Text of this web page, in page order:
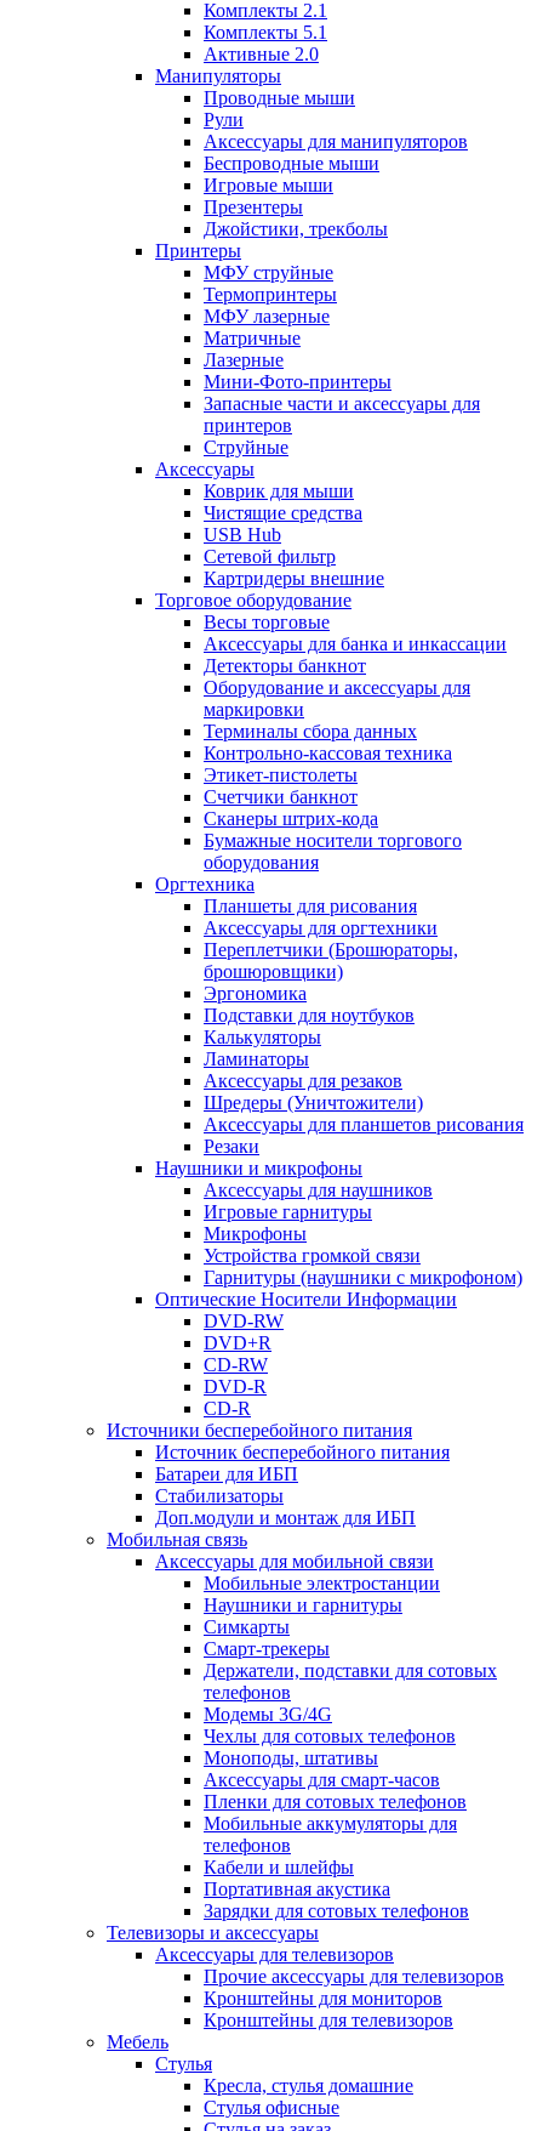
Комплекты 2.1
Комплекты 5.1
Активные 2.0
Манипуляторы
Проводные мыши
Рули
Аксессуары для манипуляторов
Беспроводные мыши
Игровые мыши
Презентеры
Джойстики, трекболы
Принтеры
МФУ струйные
Термопринтеры
МФУ лазерные
Матричные
Лазерные
Мини-Фото-принтеры
Запасные части и аксессуары для
принтеров
Струйные
Аксессуары
Коврик для мыши
Чистящие средства
USB Hub
Сетевой фильтр
Картридеры внешние
Торговое оборудование
Весы торговые
Аксессуары для банка и инкассации
Детекторы банкнот
Оборудование и аксессуары для
маркировки
Терминалы сбора данных
Контрольно-кассовая техника
Этикет-пистолеты
Счетчики банкнот
Сканеры штрих-кода
Бумажные носители торгового
оборудования
Оргтехника
Планшеты для рисования
Аксессуары для оргтехники
Переплетчики (Брошюраторы,
брошюровщики)
Эргономика
Подставки для ноутбуков
Калькуляторы
Ламинаторы
Аксессуары для резаков
Шредеры (Уничтожители)
Аксессуары для планшетов рисования
Резаки
Наушники и микрофоны
Аксессуары для наушников
Игровые гарнитуры
Микрофоны
Устройства громкой связи
Гарнитуры (наушники с микрофоном)
Оптические Носители Информации
DVD-RW
DVD+R
CD-RW
DVD-R
CD-R
Источники бесперебойного питания
Источник бесперебойного питания
Батареи для ИБП
Стабилизаторы
Доп.модули и монтаж для ИБП
Мобильная связь
Аксессуары для мобильной связи
Мобильные электростанции
Наушники и гарнитуры
Симкарты
Смарт-трекеры
Держатели, подставки для сотовых
телефонов
Модемы 3G/4G
Чехлы для сотовых телефонов
Моноподы, штативы
Аксессуары для смарт-часов
Пленки для сотовых телефонов
Мобильные аккумуляторы для
телефонов
Кабели и шлейфы
Портативная акустика
Зарядки для сотовых телефонов
Телевизоры и аксессуары
Аксессуары для телевизоров
Прочие аксессуары для телевизоров
Кронштейны для мониторов
Кронштейны для телевизоров
Мебель
Стулья
Кресла, стулья домашние
Стулья офисные